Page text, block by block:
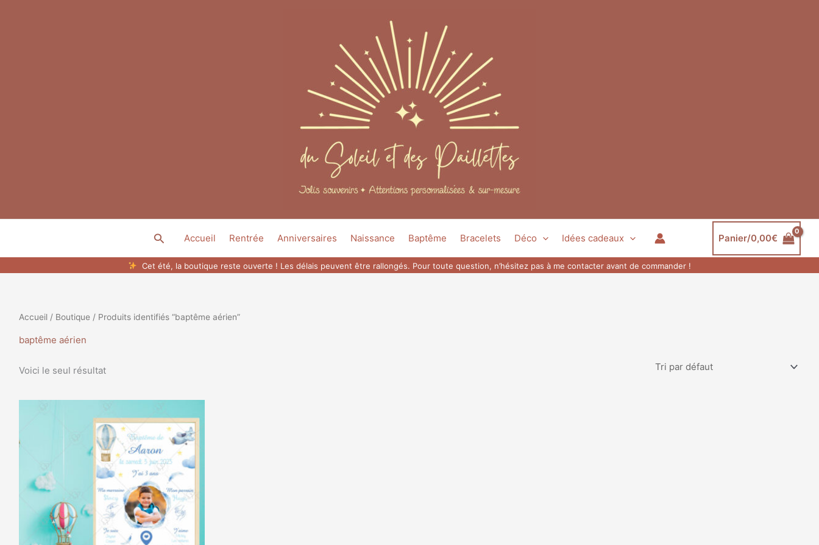
Rechercher
Accueil Rentrée Anniversaires Naissance Baptême Bracelets Déco Idées cadeaux Panier/0,00€
Cet été, la boutique reste ouverte ! Les délais peuvent être rallongés. Pour toute question, n’hésitez pas à me contacter avant de commander !
Accueil/ Boutique/ Produits identifiés “baptême aérien”
baptême aérien
Voici le seul résultat
prix :
8,99€
35,99€
produit
a
plusieurs
variations.
Les
options
peuvent
être
choisies